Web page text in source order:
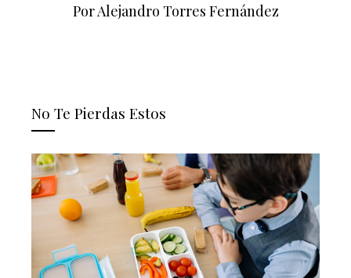
Por Alejandro Torres Fernández
No Te Pierdas Estos